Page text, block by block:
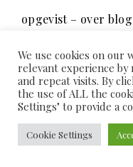
opgevist – over
43 jaar in 43 weetjes
2025 in lijstjes
We use cookies on our
relevant experience
and repeat visits. By
the use of ALL the
Settings" to provide a
Cookie Settings